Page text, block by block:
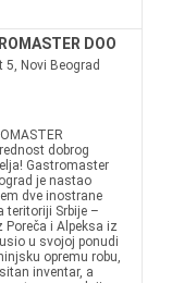
DOO
5, Novi Beograd
dobrog
Gastromaster
je nastao
dve inostrane
teritoriji Srbije –
Poreča i Alpeksa iz
u svojoj ponudi
opremu robu,
inventar, a